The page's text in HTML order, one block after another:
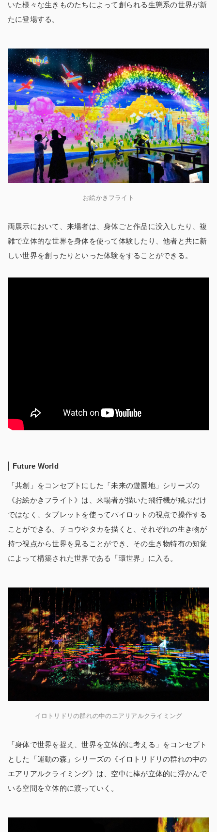
いた様々な生きものたちによって創られる生態系の世界が新
たに登場する。
お絵かきフライト
両展示において、来場者は、身体ごと作品に没入したり、複
雑で立体的な世界を身体を使って体験したり、他者と共に新
しい世界を創ったりといった体験をすることができる。
Future World
「共創」をコンセプトにした「未来の遊園地」シリーズの
《お絵かきフライト》は、来場者が描いた飛行機が飛ぶだけ
ではなく、タブレットを使ってパイロットの視点で操作する
ことができる。チョウやタカを描くと、それぞれの生き物が
持つ視点から世界を見ることができ、その生き物特有の知覚
によって構築された世界である「環世界」に入る。
イロトリドリの群れの中のエアリアルクライミング
「身体で世界を捉え、世界を立体的に考える」をコンセプト
とした「運動の森」シリーズの《イロトリドリの群れの中の
エアリアルクライミング》は、空中に棒が立体的に浮かんで
いる空間を立体的に渡っていく。